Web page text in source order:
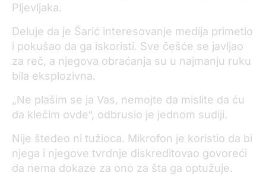
Pljevljaka.
Deluje da je Šarić interesovanje medija primetio
i pokušao da ga iskoristi. Sve češće se javljao
za reč, a njegova obraćanja su u najmanju ruku
bila eksplozivna.
„Ne plašim se ja Vas, nemojte da mislite da ću
da klečim ovde“, odbrusio je jednom sudiji.
Nije štedeo ni tužioca. Mikrofon je koristio da bi
njega i njegove tvrdnje diskreditovao govoreći
da nema dokaze za ono za šta ga optužuje.